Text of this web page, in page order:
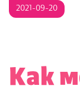
2021-09-20
Как